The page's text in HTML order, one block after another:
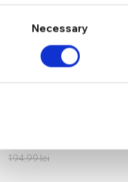
Necessary
194,99lei